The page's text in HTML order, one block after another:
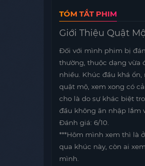
TÓM TẮT PHIM
Giới Thiệu Quật
Đối với mình phim bị
thường, thuộc dạng vừa
nhiều. Khúc đầu khá
quật mộ, xem xong có
cho là do sự khác biệt
đầu không ăn nhập lắm
Đánh giá: 6/10.
***Hôm mình xem thì là
qua khúc này, còn ai
mình.